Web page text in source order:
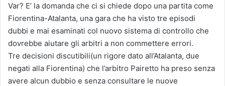
Var? E’ la domanda che ci si chiede dopo una partita come
Fiorentina-Atalanta, una gara che ha visto tre episodi
dubbi e mai esaminati col nuovo sistema di controllo che
dovrebbe aiutare gli arbitri a non commettere errori.
Tre decisioni discutibili(un rigore dato all’Atalanta, due
negati alla Fiorentina) che l’arbitro Pairetto ha preso senza
avere alcun dubbio e senza consultare le nuove